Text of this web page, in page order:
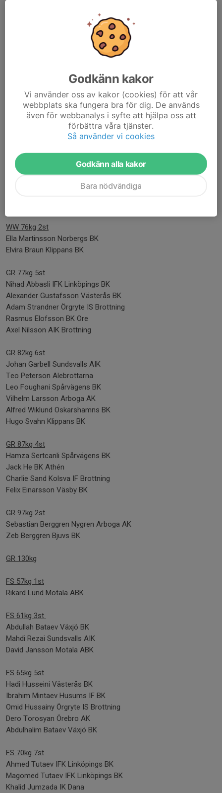
Anmälda söndag 12 mars Antal brottare 48st Klubbar 27st
Wilma Hoffman Sundsvall AIK
Hedda Holm Helsingborgs Wrestling Team
Emelie Sand Kolsva IF Brottning
Tilda Wanngård Väsby BK
Isabell Silander Helsingborgs Wrestling Team
Alice Bertdahl Klippans BK
Therese Andersson Girlfighters BK
WW 76kg 2st
Ella Martinsson Norbergs BK
Elvira Braun Klippans BK
GR 77kg 5st
Nihad Abbasli IFK Linköpings BK
Alexander Gustafsson Västerås BK
Adam Strandner Örgryte IS Brottning
Rasmus Elofsson BK Ore
Axel Nilsson AIK Brottning
GR 82kg 6st
Johan Garbell Sundsvalls AIK
Teo Peterson Alebrottarna
Leo Foughani Spårvägens BK
Vilhelm Larsson Arboga AK
Alfred Wiklund Oskarshamns BK
Hugo Svahn Klippans BK
GR 87kg 4st
Hamza Sertcanli Spårvägens BK
Jack He BK Athén
Charlie Sand Kolsva IF Brottning
Felix Einarsson Väsby BK
GR 97kg 2st
Sebastian Berggren Nygren Arboga AK
Zeb Berggren Bjuvs BK
GR 130kg
FS 57kg 1st
Rikard Lund Motala ABK
FS 61kg 3st
Abdullah Bataev Växjö BK
Mahdi Rezai Sundsvalls AIK
David Jansson Motala ABK
FS 65kg 5st
Hadi Husseini Västerås BK
Ibrahim Mintaev Husums IF BK
Omid Hussainy Örgryte IS Brottning
Dero Torosyan Örebro AK
Abdulhalim Bataev Växjö BK
FS 70kg 7st
Ahmed Tutaev IFK Linköpings BK
Magomed Tutaev IFK Linköpings BK
Khalid Jumzada IK Dana
Godkänn kakor
Vi använder oss av kakor (cookies) för att vår
webbplats ska fungera bra för dig. De används
även för webbanalys i syfte att hjälpa oss att
förbättra våra tjänster.
Så använder vi cookies
Godkänn alla kakor
Bara nödvändiga